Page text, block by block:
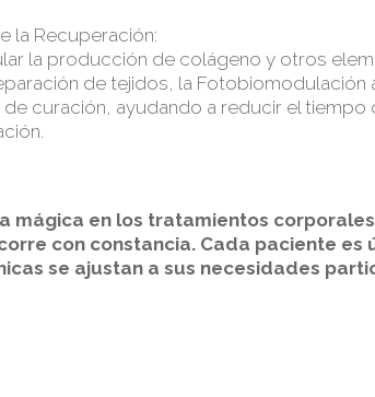
la Recuperación:
la producción de colágeno y otros
de tejidos, la Fotobiomodulación
curación, ayudando a reducir el tiempo
mágica en los tratamientos
con constancia. Cada paciente es
se ajustan a sus necesidades